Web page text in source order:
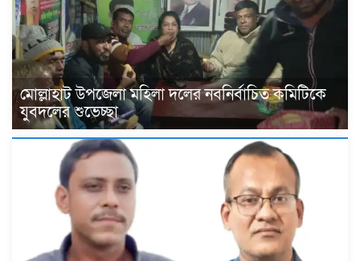
মোল্লাহাট উপজেলা মহিলা দলের নবনির্বাচিত কমিটিকে
যুবদলের শুভেচ্ছা